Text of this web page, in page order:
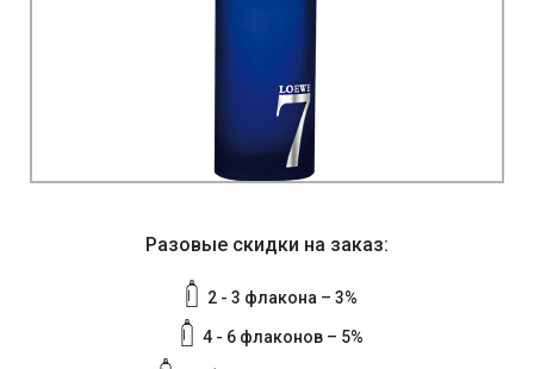
Разовые скидки на заказ:
2 - 3 флакона – 3%
4 - 6 флаконов – 5%